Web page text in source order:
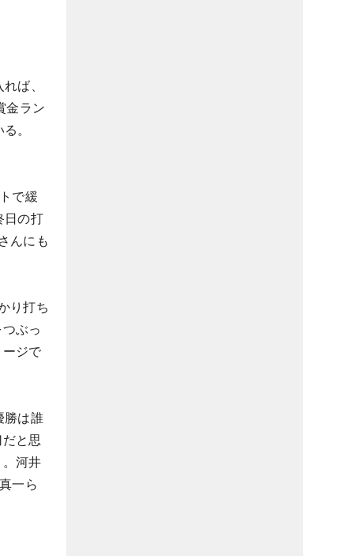
ば、
金ラン
。
で緩
日の打
んにも
り打ち
ぶっ
ジで
勝は誰
と思
河井
一ら